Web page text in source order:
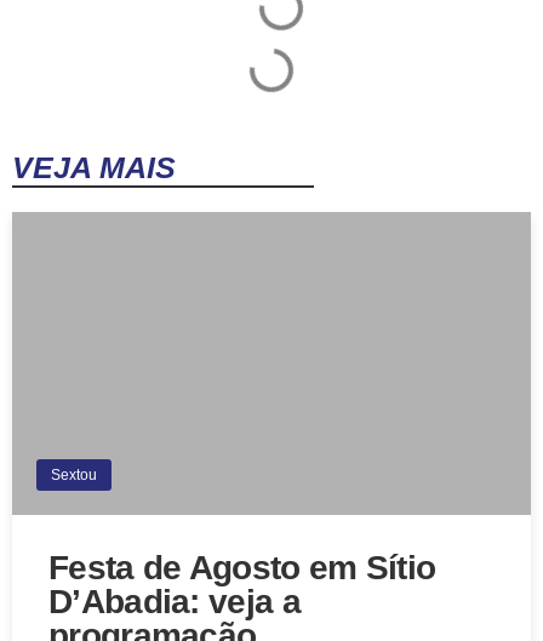
VEJA MAIS
Sextou
Festa de Agosto em Sítio
D’Abadia: veja a